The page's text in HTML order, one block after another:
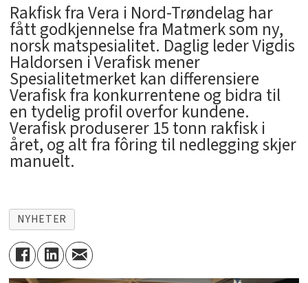
Rakfisk fra Vera i Nord-Trøndelag har
fått godkjennelse fra Matmerk som ny,
norsk matspesialitet. Daglig leder Vigdis
Haldorsen i Verafisk mener
Spesialitetmerket kan differensiere
Verafisk fra konkurrentene og bidra til
en tydelig profil overfor kundene.
Verafisk produserer 15 tonn rakfisk i
året, og alt fra fôring til nedlegging skjer
manuelt.
NYHETER